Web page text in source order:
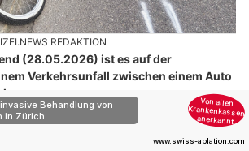
REDAKTION
(28.05.2026) ist es auf der
Verkehrsunfall zwischen einem Auto
jährige Mofafahrer eher schwer verletzt.
Spital.